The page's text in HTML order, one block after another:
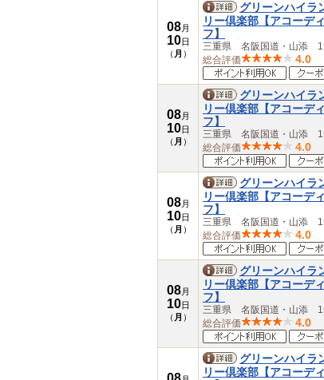
08月
10日
（ 月 ）
グリーンハイラ
リー倶楽部【アコーデ
フ】
三重県 名阪国道・山添
総合評価
4.0
08月
10日
（ 月 ）
グリーンハイラ
リー倶楽部【アコーデ
フ】
三重県 名阪国道・山添
総合評価
4.0
08月
10日
（ 月 ）
グリーンハイラ
リー倶楽部【アコーデ
フ】
三重県 名阪国道・山添
総合評価
4.0
08月
10日
（ 月 ）
グリーンハイラ
リー倶楽部【アコーデ
フ】
三重県 名阪国道・山添
総合評価
4.0
グリーンハイラ
リー倶楽部【アコーデ